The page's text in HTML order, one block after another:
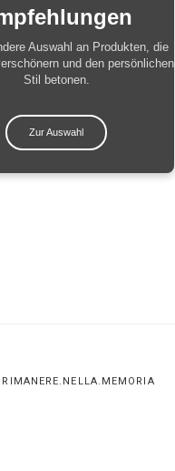
Auswahl an Produkten, die
und den persönlichen
Stil betonen.
Zur Auswahl